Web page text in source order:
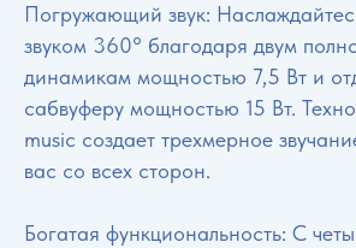
Погружающий звук:
звуком 360° благодаря двум
динамикам мощностью 7,5 Вт и
сабвуферу мощностью 15 Вт.
music создает трехмерное
вас со всех сторон.
Богатая функциональность: С